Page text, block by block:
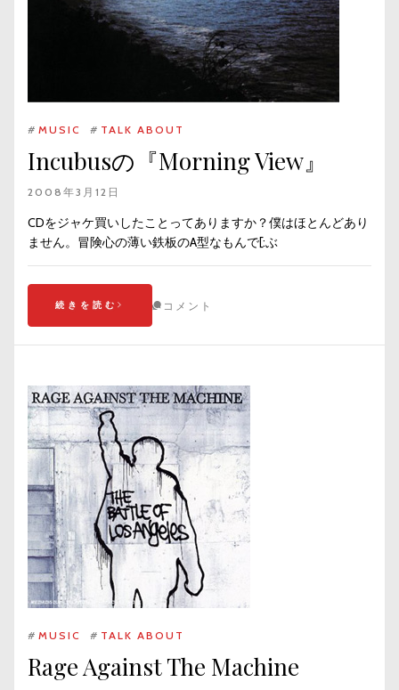
# MUSIC # TALK ABOUT
Incubusの『Morning View』
2008年3月12日
CDをジャケ買いしたことってありますか？僕はほとんどあり
ません。冒険心の薄い鉄板のA型なもんで[:ぶ
続きを読む コメント
# MUSIC # TALK ABOUT
Rage Against The Machine